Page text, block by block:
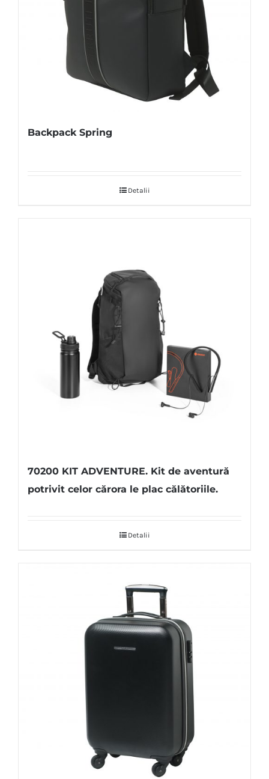
Backpack Spring
Detalii
70200 KIT ADVENTURE. Kit de aventură
potrivit celor cărora le plac călătoriile.
Detalii